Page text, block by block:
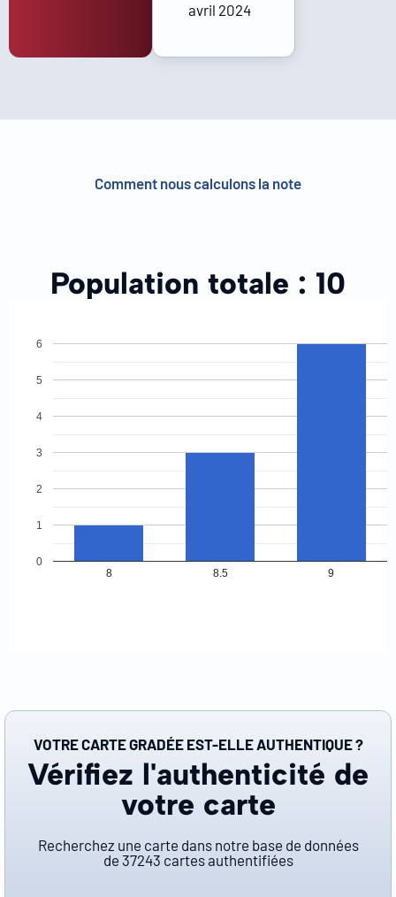
avril 2024
Comment nous calculons la note
Population totale : 10
8 8.5 9
0
1
2
3
4
5
6
VOTRE CARTE GRADÉE EST-ELLE AUTHENTIQUE ?
Vérifiez l'authenticité de
votre carte
Recherchez une carte dans notre base de données
de 37243 cartes authentifiées